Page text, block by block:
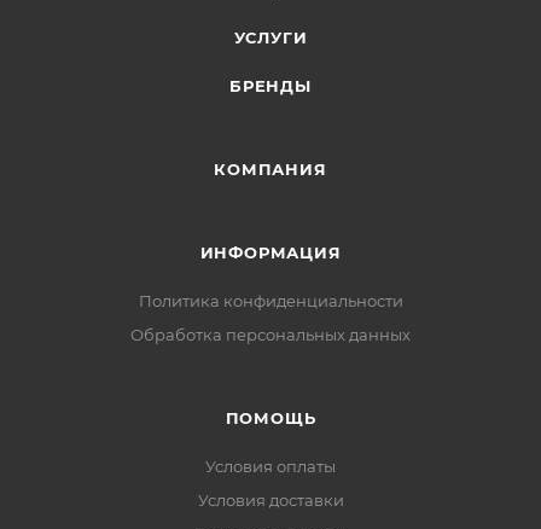
УСЛУГИ
БРЕНДЫ
КОМПАНИЯ
ИНФОРМАЦИЯ
Политика конфиденциальности
Обработка персональных данных
ПОМОЩЬ
Условия оплаты
Условия доставки